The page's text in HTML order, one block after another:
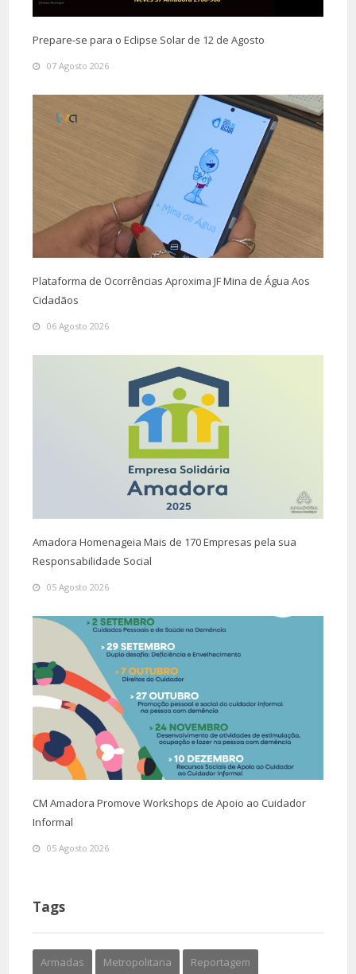
Prepare-se para o Eclipse Solar de 12 de Agosto
07 Agosto 2026
Plataforma de Ocorrências Aproxima JF Mina de Água Aos
Cidadãos
06 Agosto 2026
Amadora Homenageia Mais de 170 Empresas pela sua
Responsabilidade Social
05 Agosto 2026
CM Amadora Promove Workshops de Apoio ao Cuidador
Informal
05 Agosto 2026
Tags
Armadas Metropolitana Reportagem